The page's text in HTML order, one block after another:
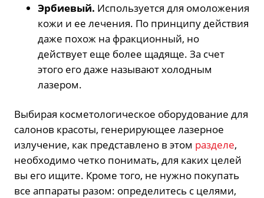
Эрбиевый. Используется для омоложения
кожи и ее лечения. По принципу действия
даже похож на фракционный, но
действует еще более щадяще. За счет
этого его даже называют холодным
лазером.
Выбирая косметологическое оборудование для
салонов красоты, генерирующее лазерное
излучение, как представлено в этом разделе,
необходимо четко понимать, для каких целей
вы его ищите. Кроме того, не нужно покупать
все аппараты разом: определитесь с целями,